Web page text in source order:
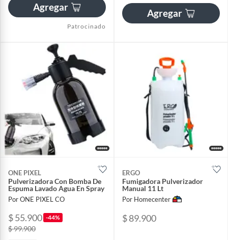
Agregar
Patrocinado
Agregar
ONE PIXEL
Pulverizadora Con Bomba De
Espuma Lavado Agua En Spray
Por ONE PIXEL CO
$ 55.900 -44%
$ 99.900
ERGO
Fumigadora Pulverizador
Manual 11 Lt
Por Homecenter
$ 89.900